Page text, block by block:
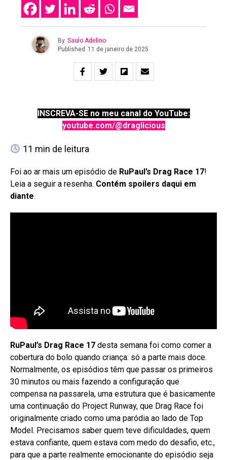
By Saulo Adelino
Published 11 de janeiro de 2025
INSCREVA-SE no meu canal do YouTube:
youtube.com/@draglicious
11 min de leitura
Foi ao ar mais um episódio de RuPaul’s Drag Race 17!
Leia a seguir a resenha. Contém spoilers daqui em
diante.
RuPaul’s Drag Race 17 desta semana foi como comer a
cobertura do bolo quando criança: só a parte mais doce.
Normalmente, os episódios têm que passar os primeiros
30 minutos ou mais fazendo a configuração que
compensa na passarela, uma estrutura que é basicamente
uma continuação do Project Runway, que Drag Race foi
originalmente criado como uma paródia ao lado de Top
Model. Precisamos saber quem teve dificuldades, quem
estava confiante, quem estava com medo do desafio, etc.,
para que a parte realmente emocionante do episódio seja